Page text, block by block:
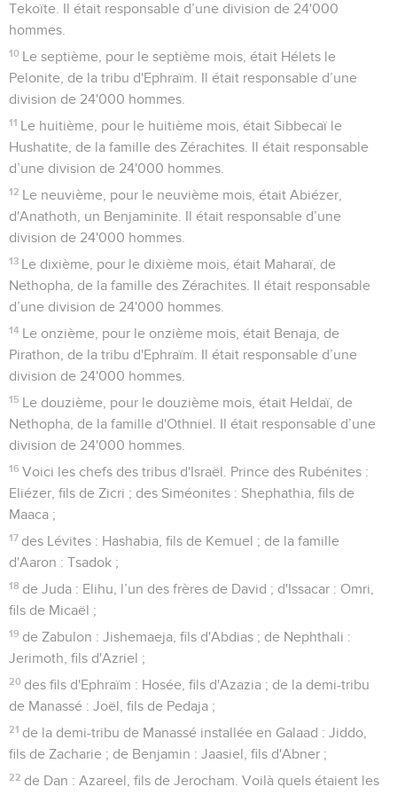
Tekoïte. Il était responsable d’une division de 24'000
hommes.
10 Le septième, pour le septième mois, était Hélets le
Pelonite, de la tribu d'Ephraïm. Il était responsable d’une
division de 24'000 hommes.
11 Le huitième, pour le huitième mois, était Sibbecaï le
Hushatite, de la famille des Zérachites. Il était responsable
d’une division de 24'000 hommes.
12 Le neuvième, pour le neuvième mois, était Abiézer,
d'Anathoth, un Benjaminite. Il était responsable d’une
division de 24'000 hommes.
13 Le dixième, pour le dixième mois, était Maharaï, de
Nethopha, de la famille des Zérachites. Il était responsable
d’une division de 24'000 hommes.
14 Le onzième, pour le onzième mois, était Benaja, de
Pirathon, de la tribu d'Ephraïm. Il était responsable d’une
division de 24'000 hommes.
15 Le douzième, pour le douzième mois, était Heldaï, de
Nethopha, de la famille d'Othniel. Il était responsable d’une
division de 24'000 hommes.
16 Voici les chefs des tribus d'Israël. Prince des Rubénites :
Eliézer, fils de Zicri ; des Siméonites : Shephathia, fils de
Maaca ;
17 des Lévites : Hashabia, fils de Kemuel ; de la famille
d'Aaron : Tsadok ;
18 de Juda : Elihu, l’un des frères de David ; d'Issacar : Omri,
fils de Micaël ;
19 de Zabulon : Jishemaeja, fils d'Abdias ; de Nephthali :
Jerimoth, fils d'Azriel ;
20 des fils d'Ephraïm : Hosée, fils d'Azazia ; de la demi-tribu
de Manassé : Joël, fils de Pedaja ;
21 de la demi-tribu de Manassé installée en Galaad : Jiddo,
fils de Zacharie ; de Benjamin : Jaasiel, fils d'Abner ;
22 de Dan : Azareel, fils de Jerocham. Voilà quels étaient les